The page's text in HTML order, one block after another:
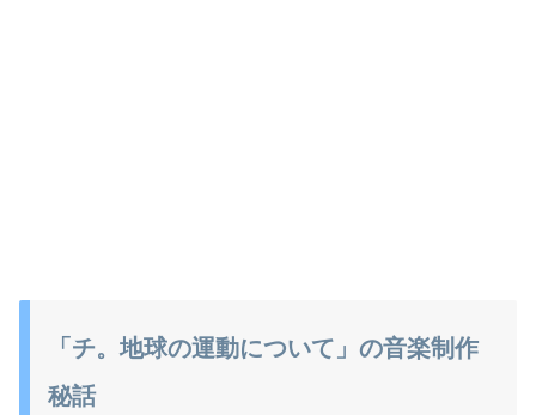
「チ。地球の運動について」の音楽制作
秘話